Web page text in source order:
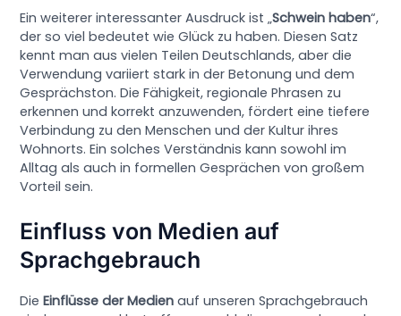
Ein weiterer interessanter Ausdruck ist „Schwein haben“,
der so viel bedeutet wie Glück zu haben. Diesen Satz
kennt man aus vielen Teilen Deutschlands, aber die
Verwendung variiert stark in der Betonung und dem
Gesprächston. Die Fähigkeit, regionale Phrasen zu
erkennen und korrekt anzuwenden, fördert eine tiefere
Verbindung zu den Menschen und der Kultur ihres
Wohnorts. Ein solches Verständnis kann sowohl im
Alltag als auch in formellen Gesprächen von großem
Vorteil sein.
Einfluss von Medien auf
Sprachgebrauch
DieEinflüsse der Medien auf unseren Sprachgebrauch